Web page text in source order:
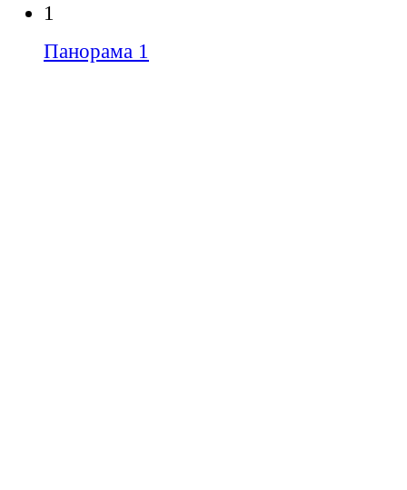
1
Панорама 1